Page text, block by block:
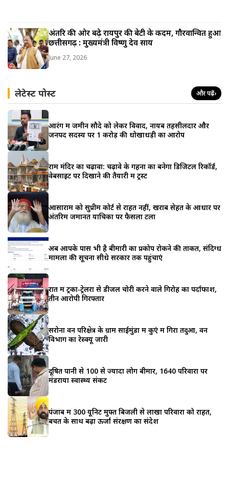
अंतरिक्ष की ओर बढ़े रायपुर की बेटी के कदम, गौरवान्वित हुआ
छत्तीसगढ़ : मुख्यमंत्री विष्णु देव साय
June 27, 2026
लेटेस्ट पोस्ट और पढ़ें›
आरंग में जमीन सौदे को लेकर विवाद, नायब तहसीलदार और
जनपद सदस्य पर 1 करोड़ की धोखाधड़ी का आरोप
राम मंदिर का चढ़ावा: चढ़ावे के गहनों का बनेगा डिजिटल रिकॉर्ड,
वेबसाइट पर दिखाने की तैयारी में ट्रस्ट
आसाराम को सुप्रीम कोर्ट से राहत नहीं, खराब सेहत के आधार पर
अंतरिम जमानत याचिका पर फैसला टला
अब आपके पास भी है बीमारी का प्रकोप रोकने की ताकत, संदिग्ध
मामलों की सूचना सीधे सरकार तक पहुंचाएं
रात में ट्रकों-ट्रेलरों से डीजल चोरी करने वाले गिरोह का पर्दाफाश,
तीन आरोपी गिरफ्तार
सरोना वन परिक्षेत्र के ग्राम साईमुंडा में कुएं में गिरा तेंदुआ, वन
विभाग का रेस्क्यू जारी
दूषित पानी से 100 से ज्यादा लोग बीमार, 1640 परिवारों पर
मंडराया स्वास्थ्य संकट
पंजाब में 300 यूनिट मुफ्त बिजली से लाखों परिवारों को राहत,
बचत के साथ बढ़ा ऊर्जा संरक्षण का संदेश